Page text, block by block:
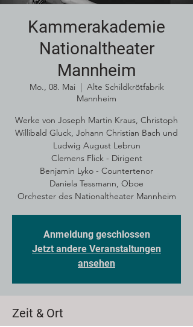
Kammerakademie
Nationaltheater
Mannheim
Mo., 08. Mai
  |
Alte Schildkrötfabrik
Mannheim
Werke von Joseph Martin Kraus, Christoph
Willibald Gluck, Johann Christian Bach und
Ludwig August Lebrun
Clemens Flick - Dirigent
Benjamin Lyko - Countertenor
Daniela Tessmann, Oboe
Orchester des Nationaltheater Mannheim
Anmeldung geschlossen
Jetzt andere Veranstaltungen
ansehen
Zeit & Ort